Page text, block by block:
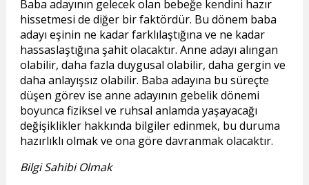
Baba adayının gelecek olan bebeğe kendini hazır
hissetmesi de diğer bir faktördür. Bu dönem baba
adayı eşinin ne kadar farklılaştığına ve ne kadar
hassaslaştığına şahit olacaktır. Anne adayı alıngan
olabilir, daha fazla duygusal olabilir, daha gergin ve
daha anlayışsız olabilir. Baba adayına bu süreçte
düşen görev ise anne adayının gebelik dönemi
boyunca fiziksel ve ruhsal anlamda yaşayacağı
değişiklikler hakkında bilgiler edinmek, bu duruma
hazırlıklı olmak ve ona göre davranmak olacaktır.
Bilgi Sahibi Olmak